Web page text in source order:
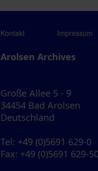
Kontakt Impressum
Arolsen Archives
Große Allee 5 - 9
34454 Bad Arolsen
Deutschland
Tel: +49 (0)5691 629-0
Fax: +49 (0)5691 629-